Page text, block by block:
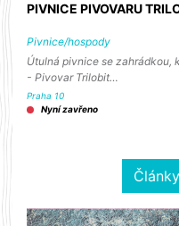
PIVNICE PIVOVARU
Pivnice/hospody
Útulná pivnice se zahrádkou,
- Pivovar Trilobit…
Praha 10
Nyní zavřeno